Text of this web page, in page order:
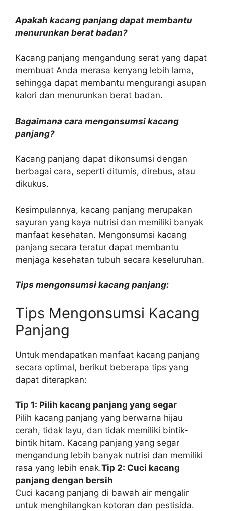
Apakah kacang panjang dapat membantu
menurunkan berat badan?
Kacang panjang mengandung serat yang dapat
membuat Anda merasa kenyang lebih lama,
sehingga dapat membantu mengurangi asupan
kalori dan menurunkan berat badan.
Bagaimana cara mengonsumsi kacang
panjang?
Kacang panjang dapat dikonsumsi dengan
berbagai cara, seperti ditumis, direbus, atau
dikukus.
Kesimpulannya, kacang panjang merupakan
sayuran yang kaya nutrisi dan memiliki banyak
manfaat kesehatan. Mengonsumsi kacang
panjang secara teratur dapat membantu
menjaga kesehatan tubuh secara keseluruhan.
Tips mengonsumsi kacang panjang:
Tips Mengonsumsi Kacang
Panjang
Untuk mendapatkan manfaat kacang panjang
secara optimal, berikut beberapa tips yang
dapat diterapkan:
Tip 1: Pilih kacang panjang yang segar
Pilih kacang panjang yang berwarna hijau
cerah, tidak layu, dan tidak memiliki bintik-
bintik hitam. Kacang panjang yang segar
mengandung lebih banyak nutrisi dan memiliki
rasa yang lebih enak.Tip 2: Cuci kacang
panjang dengan bersih
Cuci kacang panjang di bawah air mengalir
untuk menghilangkan kotoran dan pestisida.